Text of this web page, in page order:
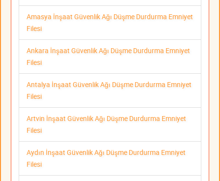
Amasya İnşaat Güvenlik Ağı Düşme Durdurma Emniyet
Filesi
Ankara İnşaat Güvenlik Ağı Düşme Durdurma Emniyet
Filesi
Antalya İnşaat Güvenlik Ağı Düşme Durdurma Emniyet
Filesi
Artvin İnşaat Güvenlik Ağı Düşme Durdurma Emniyet
Filesi
Aydın İnşaat Güvenlik Ağı Düşme Durdurma Emniyet
Filesi